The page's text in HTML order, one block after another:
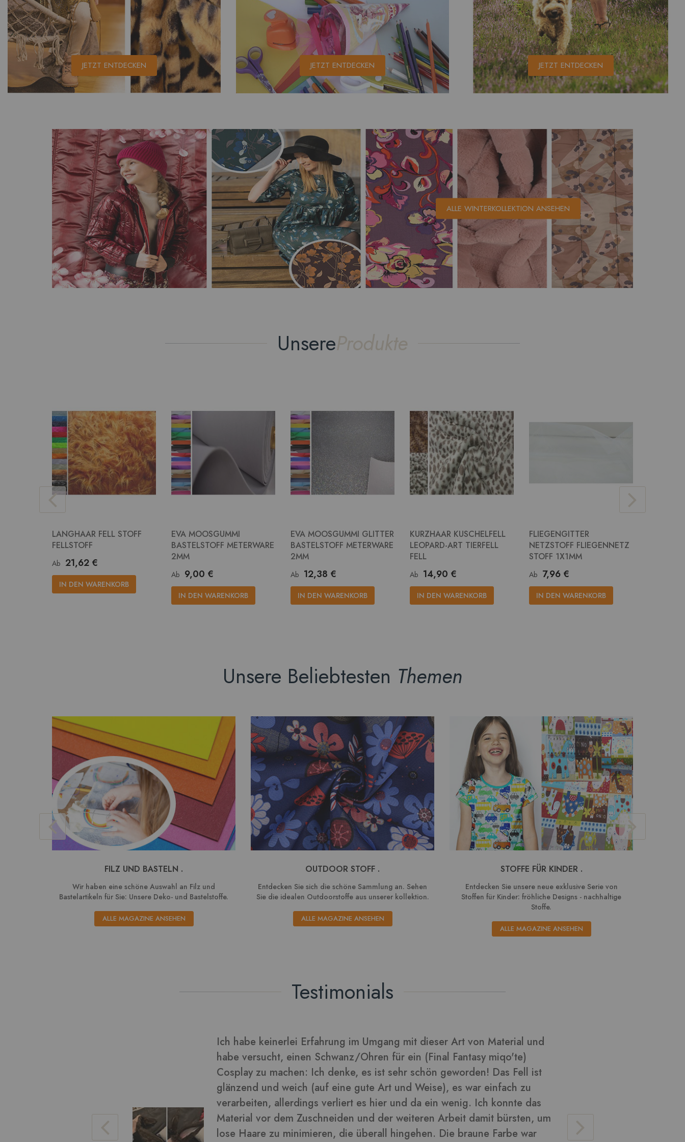
JETZT ENTDECKEN JETZT ENTDECKEN JETZT ENTDECKEN
ALLE WINTERKOLLEKTION ANSEHEN
UnsereProdukte
LANGHAAR FELL STOFF
FELLSTOFF
Ab 21,62 €
IN DEN WARENKORB
EVA MOOSGUMMI
BASTELSTOFF METERWARE
2MM
Ab 9,00 €
IN DEN WARENKORB
EVA MOOSGUMMI GLITTER
BASTELSTOFF METERWARE
2MM
Ab 12,38 €
IN DEN WARENKORB
KURZHAAR KUSCHELFELL
LEOPARD-ART TIERFELL
FELL
Ab 14,90 €
IN DEN WARENKORB
FLIEGENGITTER
NETZSTOFF FLIEGENNETZ
STOFF 1X1MM
Ab 7,96 €
IN DEN WARENKORB
Unsere Beliebtesten Themen
FILZ UND BASTELN .
Wir haben eine schöne Auswahl an Filz und
Bastelartikeln für Sie: Unsere Deko- und Bastelstoffe.
ALLE MAGAZINE ANSEHEN
OUTDOOR STOFF .
Entdecken Sie sich die schöne Sammlung an. Sehen
Sie die idealen Outdoorstoffe aus unserer kollektion.
ALLE MAGAZINE ANSEHEN
STOFFE FÜR KINDER .
Entdecken Sie unsere neue exklusive Serie von
Stoffen für Kinder: fröhliche Designs - nachhaltige
Stoffe.
ALLE MAGAZINE ANSEHEN
Testimonials
Arbeit damit bürsten, um
Die braune Farbe war
Verarbeitet sich gut und die Blätter daraus sehen toll aus ????
Bilder in dieser Rezension
Vera-Kunden